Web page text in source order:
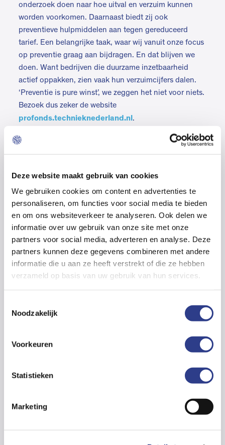
Deze website maakt gebruik van cookies
We gebruiken cookies om content en advertenties te
personaliseren, om functies voor social media te bieden
en om ons websiteverkeer te analyseren. Ook delen we
informatie over uw gebruik van onze site met onze
partners voor social media, adverteren en analyse. Deze
partners kunnen deze gegevens combineren met andere
informatie die u aan ze heeft verstrekt of die ze hebben
verzameld op basis van uw gebruik van hun services.
Noodzakelijk
Voorkeuren
Statistieken
Marketing
onderzoek doen naar hoe uitval en verzuim kunnen
worden voorkomen. Daarnaast biedt zij ook
preventieve hulpmiddelen aan tegen gereduceerd
tarief. Een belangrijke taak, waar wij vanuit onze focus
op preventie graag aan bijdragen. En dat blijven we
doen. Want bedrijven die duurzame inzetbaarheid
actief oppakken, zien vaak hun verzuimcijfers dalen.
‘Preventie is pure winst’, we zeggen het niet voor niets.
Bezoek dus zeker de website
profonds.technieknederland.nl .
Sparren over verzuim of duurzame inzetbaarheid?
Babolall. Zij denkt graag met u mee
(zorginkomen@technieknederland.nl).
Schade melden